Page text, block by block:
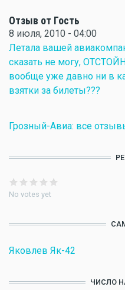
Отзыв от Гость
8 июля, 2010 - 04:00
Летала вашей
сказать не могу,
вообще уже давно ни в
взятки за билеты???
Грозный-Авиа: все
No votes yet
Яковлев Як-42
ЧИСЛО